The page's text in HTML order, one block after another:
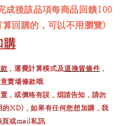
成後該品項每商品回饋100
回購的，可以不用瀏覽)
購
，運費計算模式及退換貨條件 ，
賣場條款哦
，或價格有誤，煩請告知，請勿
XD)，如果有任何您想加購，我
頁或mail私訊